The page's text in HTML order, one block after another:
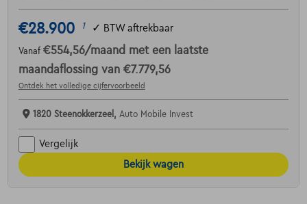
€28.900 1 ✓ BTW aftrekbaar
Vanaf €554,56/maand met een laatste
maandaflossing van €7.779,56
Ontdek het volledige cijfervoorbeeld
1820 Steenokkerzeel, Auto Mobile Invest
Vergelijk
Bekijk wagen